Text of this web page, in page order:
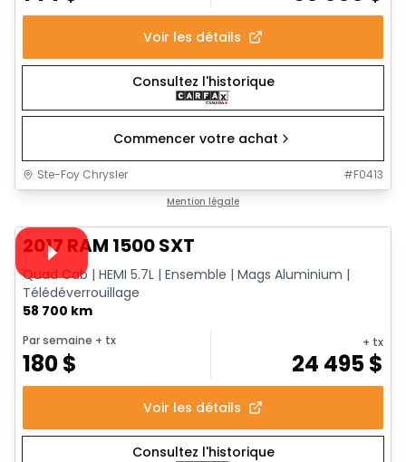
Voir les détails
Consultez l'historique
Commencer votre achat
Ste-Foy Chrysler #F0413
Mention légale
Vidéo disponible
2017 RAM 1500 SXT
Quad Cab | HEMI 5.7L | Ensemble | Mags Aluminium |
Télédéverrouillage
58 700 km
Par semaine + tx
180$
+ tx
24 495$
Voir les détails
Consultez l'historique